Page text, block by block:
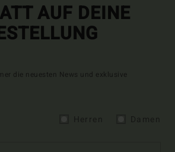
AUF DEINE
die neuesten News und exklusive